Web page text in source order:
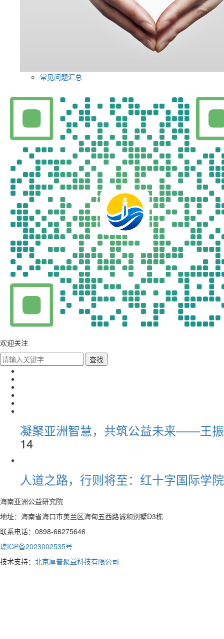
常见问题汇总
欢迎关注
凝聚亚洲智慧，共筑公益未来——王
14
人道之路，行则将至：红十字国际学
海南亚洲公益研究院
地址：海南省海口市美兰区海甸五西路诚和别墅D3栋
联系电话：0898-66275646
琼ICP备2023002535号
技术支持： 北京厚普聚益科技有限公司